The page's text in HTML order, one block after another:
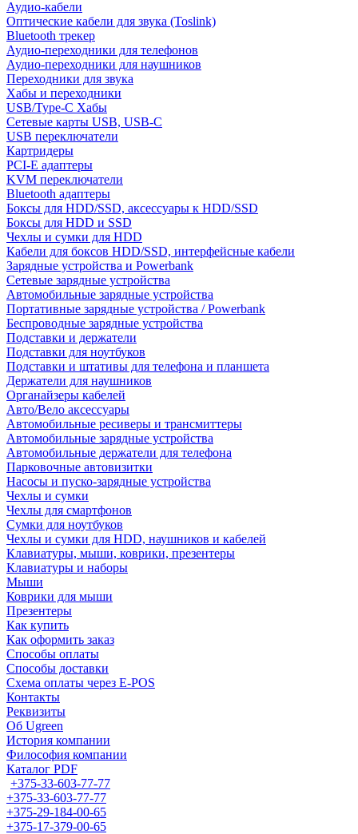
Аудио-кабели
Оптические кабели для звука (Toslink)
Bluetooth трекер
Аудио-переходники для телефонов
Аудио-переходники для наушников
Переходники для звука
Хабы и переходники
USB/Type-C Хабы
Сетевые карты USB, USB-C
USB переключатели
Картридеры
PCI-E адаптеры
KVM переключатели
Bluetooth адаптеры
Боксы для HDD/SSD, аксессуары к HDD/SSD
Боксы для HDD и SSD
Чехлы и сумки для HDD
Кабели для боксов HDD/SSD, интерфейсные кабели
Зарядные устройства и Powerbank
Сетевые зарядные устройства
Автомобильные зарядные устройства
Портативные зарядные устройства / Powerbank
Беспроводные зарядные устройства
Подставки и держатели
Подставки для ноутбуков
Подставки и штативы для телефона и планшета
Держатели для наушников
Органайзеры кабелей
Авто/Вело аксессуары
Автомобильные ресиверы и трансмиттеры
Автомобильные зарядные устройства
Автомобильные держатели для телефона
Парковочные автовизитки
Насосы и пуско-зарядные устройства
Чехлы и сумки
Чехлы для смартфонов
Сумки для ноутбуков
Чехлы и сумки для HDD, наушников и кабелей
Клавиатуры, мыши, коврики, презентеры
Клавиатуры и наборы
Мыши
Коврики для мыши
Презентеры
Как купить
Как оформить заказ
Способы оплаты
Способы доставки
Схема оплаты через E-POS
Контакты
Реквизиты
Об Ugreen
История компании
Философия компании
Каталог PDF
+375-33-603-77-77
+375-33-603-77-77
+375-29-184-00-65
+375-17-379-00-65